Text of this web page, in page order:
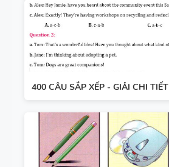
400 CÂU SẮP XẾP - GIẢI CHI TIẾT